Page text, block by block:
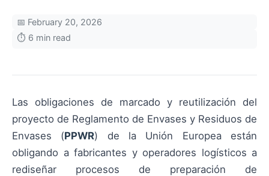
📅 February 20, 2026
⏱️ 6 min read
Las obligaciones de marcado y reutilización del
proyecto de Reglamento de Envases y Residuos de
Envases (PPWR) de la Unión Europea están
obligando a fabricantes y operadores logísticos a
rediseñar procesos de preparación de